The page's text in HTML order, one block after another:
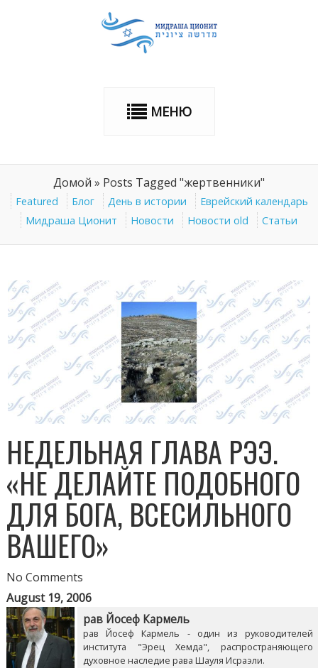
МЕНЮ
Домой » Posts Tagged "жертвенники"
Featured Блог День в истории
Еврейский календарь
Мидраша Ционит
Новости Новости old Статьи
НЕДЕЛЬНАЯ ГЛАВА РЭЭ.
«НЕ ДЕЛАЙТЕ ПОДОБНОГО
ДЛЯ БОГА, ВСЕСИЛЬНОГО
ВАШЕГО»
No Comments
August 19, 2006
рав Йосеф Кармель
рав Йосеф Кармель - один из руководителей
института "Эрец Хемда", распространяющего
духовное наследие рава Шауля Исраэли.